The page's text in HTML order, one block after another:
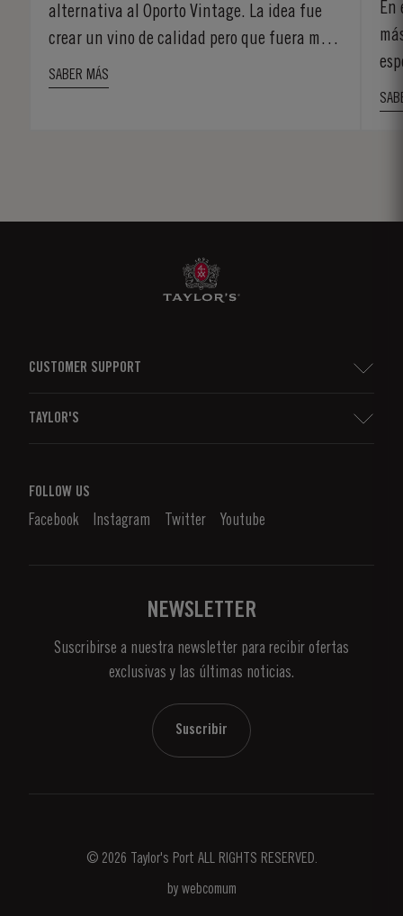
alternativa al Oporto Vintage. La idea fue
crear un vino de calidad pero que fuera más
asequible y destinado al consumo inmediato,
que se pudiera beber en el día a día, por
SABER MÁS
En
CUSTOMER SUPPORT
Denunciation Platform
TAYLOR'S
¿Qué Es El Vino De Oporto?
Disfrutando el Vino de Oporto
Noticias
FOLLOW US
Facebook Instagram Twitter Youtube
NEWSLETTER
Suscribirse a nuestra newsletter para recibir ofertas
exclusivas y las últimas noticias.
Suscribir
© 2026 Taylor's Port ALL RIGHTS RESERVED.
by webcomum